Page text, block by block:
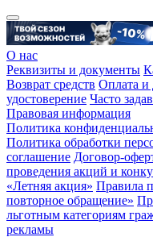
О нас
Реквизиты и документы
Возврат средств Оплата и
удостоверение Часто
Правовая информация
Политика
Политика обработки
соглашение Договор-
проведения акций и
«Летняя акция» Правила
повторное обращение»
льготным категориям
рекламы